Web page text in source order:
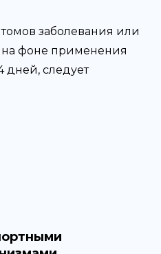
заболевания или
фоне применения
дней, следует